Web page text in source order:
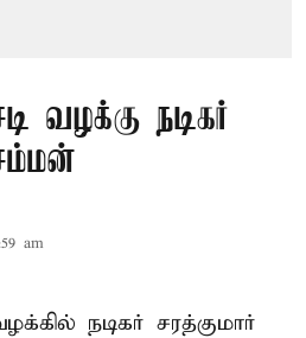
வழக்கு நடிகர்
am
நடிகர் சரத்குமார்